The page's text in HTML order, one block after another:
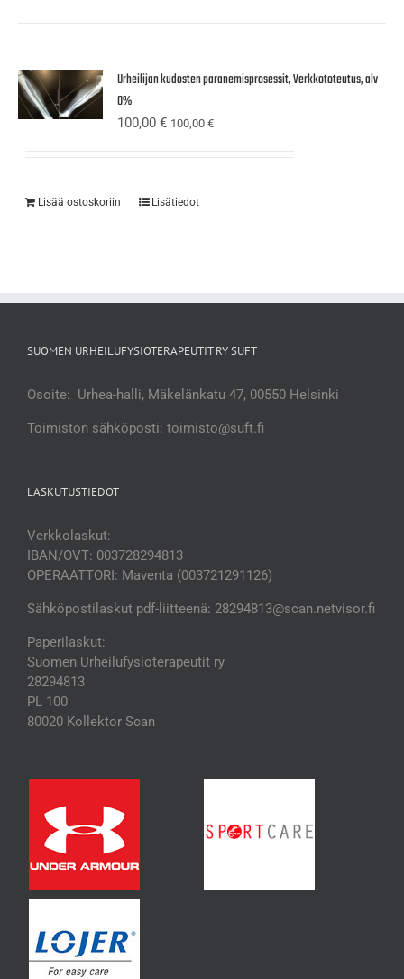
Urheilijan kudosten paranemisprosessit, Verkkototeutus, alv
0%
100,00€ 100,00€
Lisää ostoskoriin Lisätiedot
SUOMEN URHEILUFYSIOTERAPEUTIT RY SUFT
Osoite: Urhea-halli, Mäkelänkatu 47, 00550 Helsinki
Toimiston sähköposti: toimisto@suft.fi
LASKUTUSTIEDOT
Verkkolaskut:
IBAN/OVT: 003728294813
OPERAATTORI: Maventa (003721291126)
Sähköpostilaskut pdf-liitteenä: 28294813@scan.netvisor.fi
Paperilaskut:
Suomen Urheilufysioterapeutit ry
28294813
PL 100
80020 Kollektor Scan